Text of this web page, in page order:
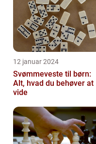
12 januar 2024
Svømmeveste til børn:
Alt, hvad du behøver at
vide